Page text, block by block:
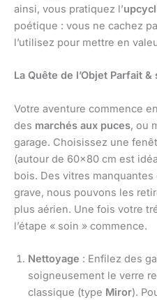
ainsi, vous pratiquez l’
poétique : vous ne cachez
l’utilisez pour mettre en
La Quête de l’Objet Parfait &
Votre aventure commence en
des marchés aux puces, ou
garage. Choisissez une
(autour de 60×80 cm est
bois. Des vitres manquantes
grave, nous pouvons les
plus aérien. Une fois votre
l’étape « soin » commence.
Nettoyage : Enfilez des
soigneusement le verre
classique (type Miror).